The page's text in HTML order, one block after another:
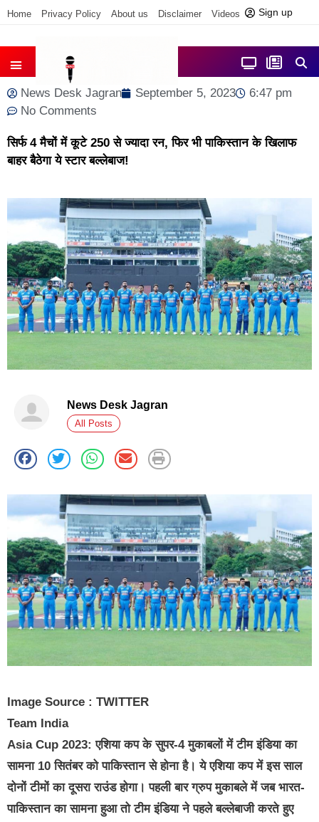
Home Privacy Policy About us Disclaimer Videos Contact us
Sign up
News Desk Jagran September 5, 2023
6:47 pm
No Comments
सिर्फ 4 मैचों में कूटे 250 से ज्यादा रन, फिर भी पाकिस्तान के खिलाफ
बाहर बैठेगा ये स्टार बल्लेबाज!
News Desk Jagran
All Posts
Image Source : TWITTER
Team India
Asia Cup 2023: एशिया कप के सुपर-4 मुकाबलों में टीम इंडिया का
सामना 10 सितंबर को पाकिस्तान से होना है। ये एशिया कप में इस साल
दोनों टीमों का दूसरा राउंड होगा। पहली बार ग्रुप मुकाबले में जब भारत-
पाकिस्तान का सामना हुआ तो टीम इंडिया ने पहले बल्लेबाजी करते हुए